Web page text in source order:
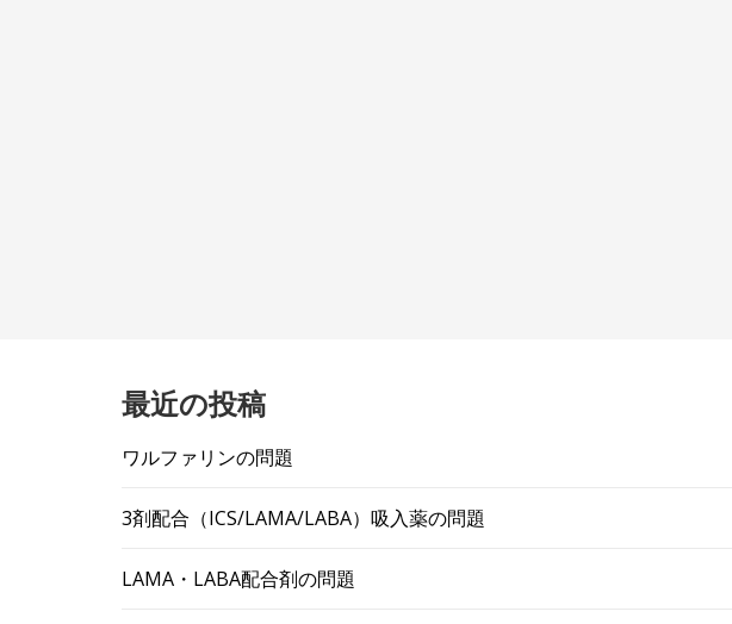
最近の投稿
ワルファリンの問題
3剤配合（ICS/LAMA/LABA）吸入薬の問題
LAMA・LABA配合剤の問題